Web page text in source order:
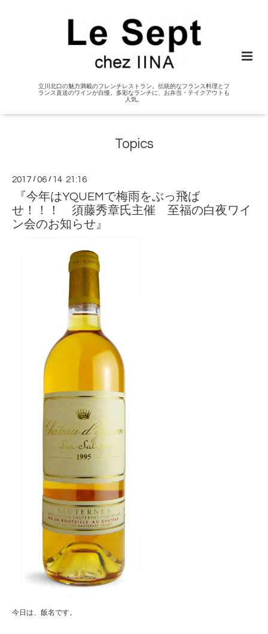
立川北口の魅力満載のフレンチレストラン。伝統的なフランス料理とフ
ランス直送のワインが自慢。多彩なランチに、お弁当・テイクアウトも
人気。
Topics
2017 /06 / 14 21:16
『今年はYQUEMで梅雨をぶっ飛ば
せ！！！ 須藤秀章氏主催 至福の白夜ワイ
ン会のお知らせ』
今日は、飯名です。